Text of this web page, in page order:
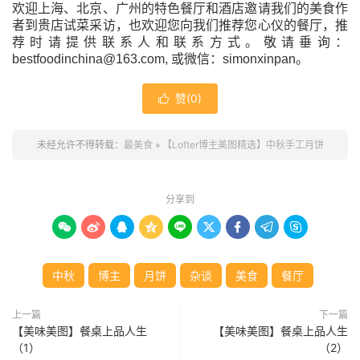
欢迎上海、北京、广州的特色餐厅和酒店邀请我们的美食作
者到贵店试菜采访，也欢迎您向我们推荐您心仪的餐厅，推
荐时请提供联系人和联系方式。敬请垂询：
bestfoodinchina@163.com, 或微信： simonxinpan。
 赞(0)
未经允许不得转载： 最美食 » 【Lofter博主美图精选】中秋手工月饼
分享到
        
中秋 博主 月饼 杂谈 美食 餐厅
上一篇
【美味美图】餐桌上品人生
（1）
下一篇
【美味美图】餐桌上品人生
（2）